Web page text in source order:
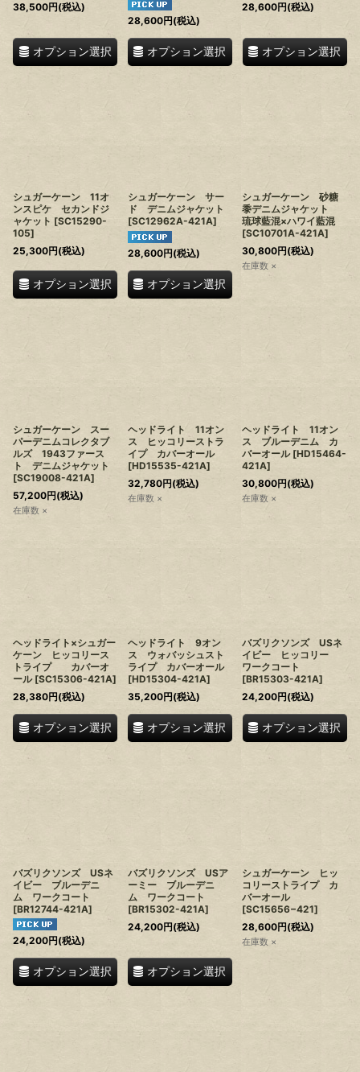
38,500円(税込)
オプション選択
28,600円(税込)
オプション選択
28,600円(税込)
オプション選択
シュガーケーン 11オ
ンスピケ セカンドジ
ャケット [SC15290-
105]
25,300円(税込)
オプション選択
シュガーケーン サー
ド デニムジャケット
[SC12962A-421A]
28,600円(税込)
オプション選択
シュガーケーン 砂糖
黍デニムジャケット
琉球藍混×ハワイ藍混
[SC10701A-421A]
30,800円(税込)
在庫数 ×
シュガーケーン スー
パーデニムコレクタブ
ルズ 1943ファース
ト デニムジャケット
[SC19008-421A]
57,200円(税込)
在庫数 ×
ヘッドライト 11オン
ス ヒッコリーストラ
イプ カバーオール
[HD15535-421A]
32,780円(税込)
在庫数 ×
ヘッドライト 11オン
ス ブルーデニム カ
バーオール [HD15464-
421A]
30,800円(税込)
在庫数 ×
ヘッドライト×シュガー
ケーン ヒッコリース
トライプ カバーオ
ール [SC15306-421A]
28,380円(税込)
オプション選択
ヘッドライト 9オン
ス ウォバッシュスト
ライプ カバーオール
[HD15304-421A]
35,200円(税込)
オプション選択
バズリクソンズ USネ
イビー ヒッコリー
ワークコート
[BR15303-421A]
24,200円(税込)
オプション選択
バズリクソンズ USネ
イビー ブルーデニ
ム ワークコート
[BR12744-421A]
24,200円(税込)
オプション選択
バズリクソンズ USア
ーミー ブルーデニ
ム ワークコート
[BR15302-421A]
24,200円(税込)
オプション選択
シュガーケーン ヒッ
コリーストライプ カ
バーオール
[SC15656−421]
28,600円(税込)
在庫数 ×